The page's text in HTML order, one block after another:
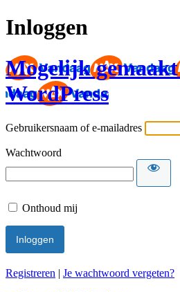
Inloggen
Mogelijk
WordPress
Gebruikersnaam of e-mailadres
Wachtwoord
Onthoud mij
Registreren | Je wachtwoord vergeten?